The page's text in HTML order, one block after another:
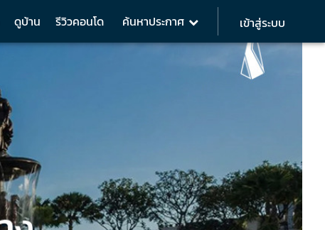
ดูบ้าน รีวิวคอนโด ค้นหาประกาศ เข้าสู่ระบบ